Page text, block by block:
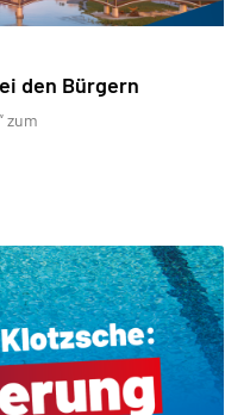
den Bürgern
zum